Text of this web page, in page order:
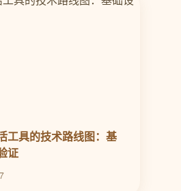
工具的技术路线图：基
证